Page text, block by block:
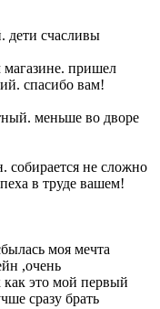
дети счасливы
магазине. пришел
спасибо вам!
меньше во дворе
собирается не сложно
в труде вашем!
моя мечта
,очень
как это мой первый
сразу брать